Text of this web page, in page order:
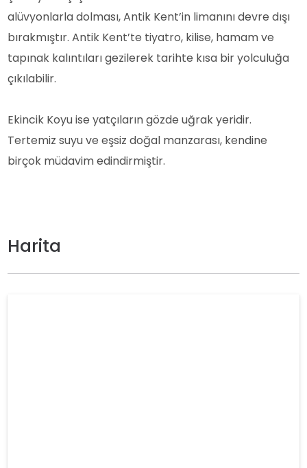
alüvyonlarla dolması, Antik Kent’in limanını devre dışı
bırakmıştır. Antik Kent’te tiyatro, kilise, hamam ve
tapınak kalıntıları gezilerek tarihte kısa bir yolculuğa
çıkılabilir.
Ekincik Koyu ise yatçıların gözde uğrak yeridir.
Tertemiz suyu ve eşsiz doğal manzarası, kendine
birçok müdavim edindirmiştir.
Harita